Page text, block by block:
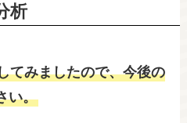
析
てみましたので、今後の
い。